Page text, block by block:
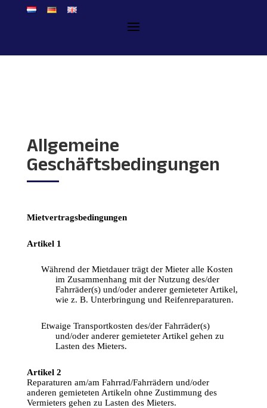
Allgemeine
Geschäftsbedingungen
Mietvertragsbedingungen
Artikel 1
Während der Mietdauer trägt
der Mieter alle Kosten
im Zusammenhang mit der Nutzung
des/der
Fahrräder(s) und/oder anderer gemieteter Artikel,
wie z. B. Unterbringung und Reifenreparaturen.
Etwaige Transportkosten des/der Fahrräder
(s)
und/oder anderer gemieteter Artikel gehen zu
Lasten des Mieters.
Artikel 2
Reparaturen am/am Fahrrad/Fahrrädern und/oder
anderen gemieteten Artikeln ohne Zustimmung
des
Vermieters gehen zu Lasten des Mieters.